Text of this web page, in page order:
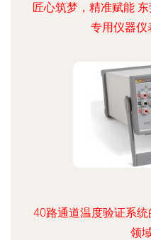
匠心筑梦，精准赋能
专用仪器仪
40路通道温度验证系
领